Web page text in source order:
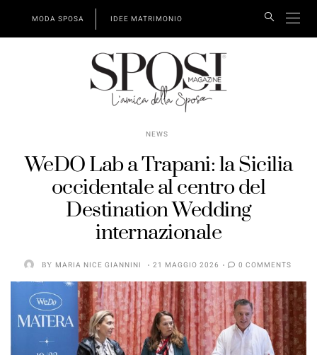
MODA SPOSA IDEE MATRIMONIO
NEWS
WeDO Lab a Trapani: la Sicilia
occidentale al centro del
Destination Wedding
internazionale
BY MARIA NICE GIANNINI 21 MAGGIO 2026 0 COMMENTS